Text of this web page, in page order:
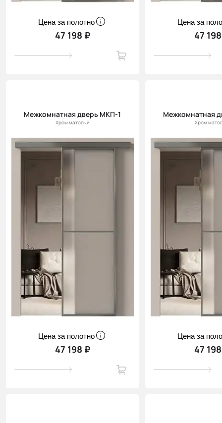
Цена за полотно
47 198 ₽
Цена за
47
Межкомнатная дверь МКП-1
Хром матовый
Цена за полотно
47 198 ₽
Межкомнатная
Хром
Цена за
47